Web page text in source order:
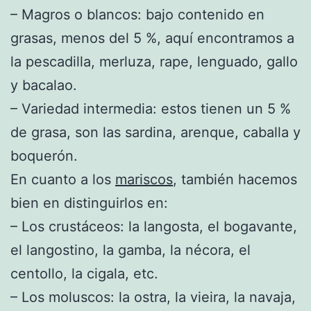
– Magros o blancos: bajo contenido en
grasas, menos del 5 %, aquí encontramos a
la pescadilla, merluza, rape, lenguado, gallo
y bacalao.
– Variedad intermedia: estos tienen un 5 %
de grasa, son las sardina, arenque, caballa y
boquerón.
En cuanto a los mariscos, también hacemos
bien en distinguirlos en:
– Los crustáceos: la langosta, el bogavante,
el langostino, la gamba, la nécora, el
centollo, la cigala, etc.
– Los moluscos: la ostra, la vieira, la navaja,